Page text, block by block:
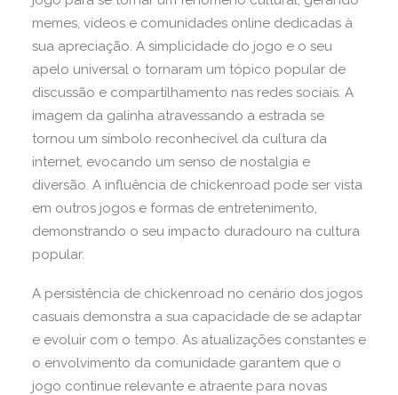
memes, vídeos e comunidades online dedicadas à
sua apreciação. A simplicidade do jogo e o seu
apelo universal o tornaram um tópico popular de
discussão e compartilhamento nas redes sociais. A
imagem da galinha atravessando a estrada se
tornou um símbolo reconhecível da cultura da
internet, evocando um senso de nostalgia e
diversão. A influência de chickenroad pode ser vista
em outros jogos e formas de entretenimento,
demonstrando o seu impacto duradouro na cultura
popular.
A persistência de chickenroad no cenário dos jogos
casuais demonstra a sua capacidade de se adaptar
e evoluir com o tempo. As atualizações constantes e
o envolvimento da comunidade garantem que o
jogo continue relevante e atraente para novas